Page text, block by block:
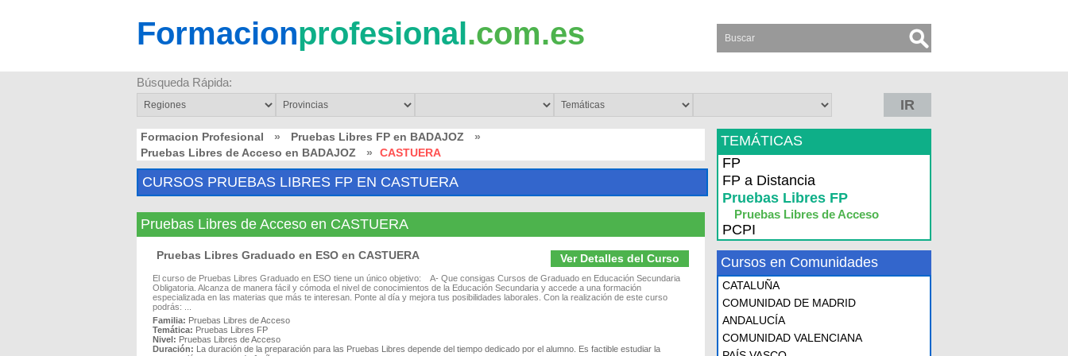
Formacionprofesional.com.es
Búsqueda Rápida:
IR
Formacion Profesional » Pruebas Libres FP en BADAJOZ
»
Pruebas Libres de Acceso en BADAJOZ
» CASTUERA
CURSOS PRUEBAS LIBRES FP EN CASTUERA
Pruebas Libres de Acceso en CASTUERA
Ver Detalles del Curso
Pruebas Libres Graduado en ESO en CASTUERA
El curso de Pruebas Libres Graduado en ESO tiene un único objetivo: A- Que consigas Cursos de Graduado en Educación Secundaria
Obligatoria. Alcanza de manera fácil y cómoda el nivel de conocimientos de la Educación Secundaria y accede a una formación
especializada en las materias que más te interesan. Ponte al día y mejora tus posibilidades laborales. Con la realización de este curso
podrás: ...
Familia: Pruebas Libres de Acceso
Temática: Pruebas Libres FP
Nivel: Pruebas Libres de Acceso
Duración: La duración de la preparación para las Pruebas Libres depende del tiempo dedicado por el alumno. Es factible estudiar la
TEMÁTICAS
FP
FP a Distancia
Pruebas Libres FP
Pruebas Libres de Acceso
PCPI
Cursos en Comunidades
CATALUÑA
COMUNIDAD DE MADRID
ANDALUCÍA
COMUNIDAD VALENCIANA